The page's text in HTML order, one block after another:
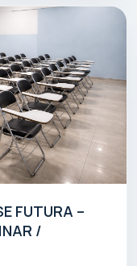
FUTURA –
/